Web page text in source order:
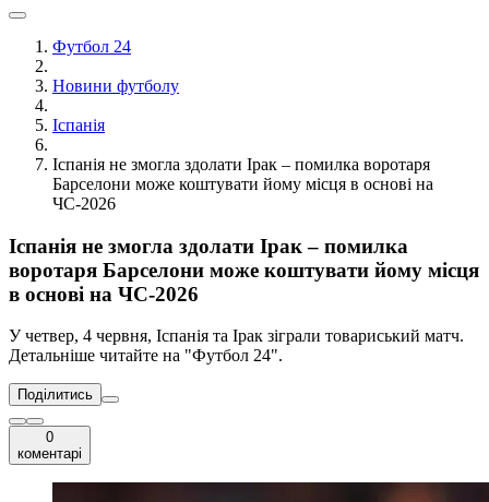
Футбол 24
Новини футболу
Іспанія
Іспанія не змогла здолати Ірак – помилка воротаря
Барселони може коштувати йому місця в основі на
ЧС-2026
Іспанія не змогла здолати Ірак – помилка
воротаря Барселони може коштувати йому місця
в основі на ЧС-2026
У четвер, 4 червня, Іспанія та Ірак зіграли товариський матч.
Детальніше читайте на "Футбол 24".
Поділитись
0
коментарі